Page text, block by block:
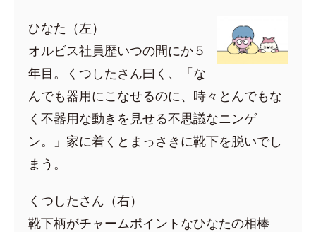
ひなた（左）
オルビス社員歴いつの間にか５
年目。くつしたさん曰く、「な
んでも器用にこなせるのに、時々とんでもな
く不器用な動きを見せる不思議なニンゲ
ン。」家に着くとまっさきに靴下を脱いでし
まう。
くつしたさん（右）
靴下柄がチャームポイントなひなたの相棒